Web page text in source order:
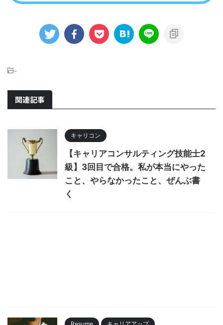
-
関連記事
キャリコン
【キャリアコンサルティング技能士2
級】3回目で合格。私が本当にやった
こと、やらなかったこと、ぜんぶ書
く